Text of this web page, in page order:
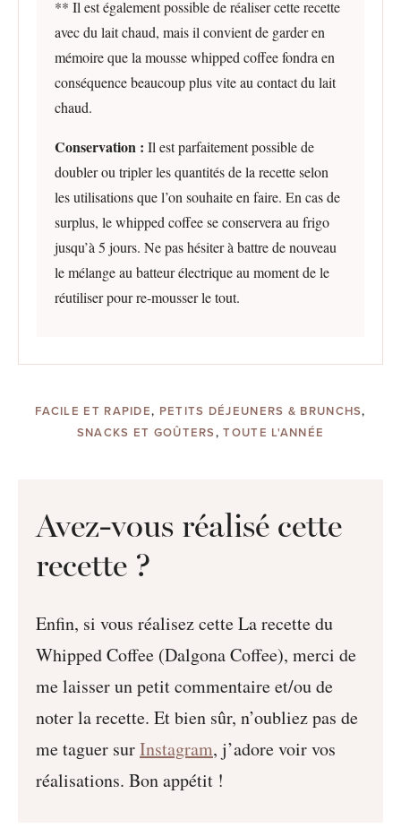
** Il est également possible de réaliser cette recette
avec du lait chaud, mais il convient de garder en
mémoire que la mousse whipped coffee fondra en
conséquence beaucoup plus vite au contact du lait
chaud.
Conservation : Il est parfaitement possible de
doubler ou tripler les quantités de la recette selon
les utilisations que l’on souhaite en faire. En cas de
surplus, le whipped coffee se conservera au frigo
jusqu’à 5 jours. Ne pas hésiter à battre de nouveau
le mélange au batteur électrique au moment de le
réutiliser pour re-mousser le tout.
FACILE ET RAPIDE, PETITS DÉJEUNERS & BRUNCHS,
SNACKS ET GOÛTERS,TOUTE L'ANNÉE
Avez-vous réalisé cette
recette ?
Enfin, si vous réalisez cette La recette du
Whipped Coffee (Dalgona Coffee), merci de
me laisser un petit commentaire et/ou de
noter la recette. Et bien sûr, n’oubliez pas de
me taguer surInstagram, j’adore voir vos
réalisations. Bon appétit !